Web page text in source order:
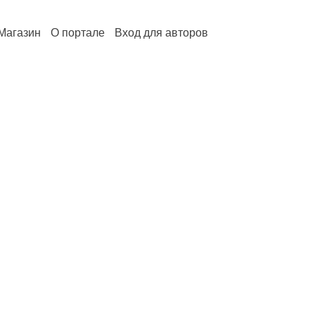
О портале Вход для авторов